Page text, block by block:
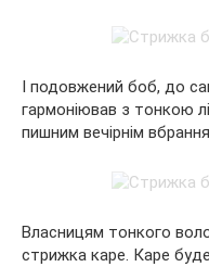
І подовжений боб, до
гармоніював з тонкою
пишним вечірнім
Власницям тонкого
стрижка каре. Каре буде